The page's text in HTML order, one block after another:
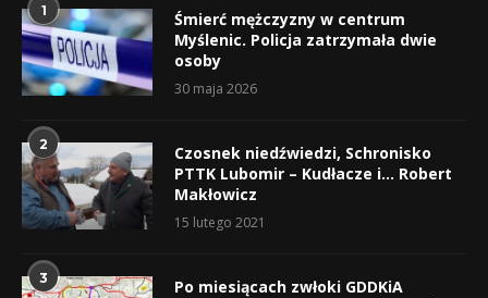
1
Śmierć mężczyzny w centrum
Myślenic. Policja zatrzymała dwie
osoby
30 maja 2026
2
Czosnek niedźwiedzi, Schronisko
PTTK Lubomir – Kudłacze i… Robert
Makłowicz
15 lutego 2021
3
Po miesiącach zwłoki GDDKiA